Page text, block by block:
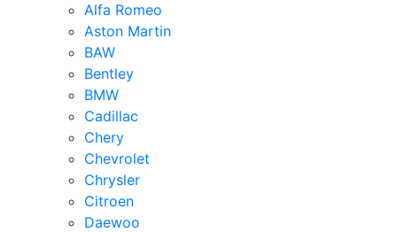
Alfa Romeo
Aston Martin
BAW
Bentley
BMW
Cadillac
Chery
Chevrolet
Chrysler
Citroen
Daewoo